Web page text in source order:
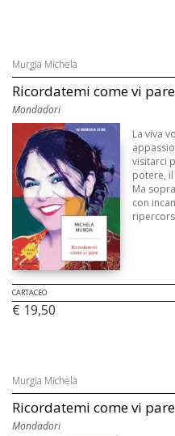
Murgia Michela
Ricordatemi come vi
Mondadori
La viva
visitarci
potere,
Ma
con
CARTACEO
€ 19,50
Murgia Michela
Ricordatemi come vi pare
Mondadori